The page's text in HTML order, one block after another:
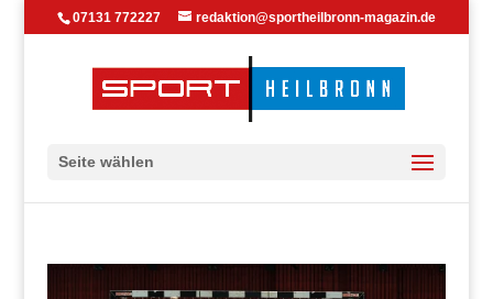
07131 772227 redaktion@sportheilbronn-magazin.de
Seite wählen